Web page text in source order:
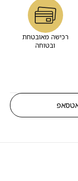
רכישה מאובטחת
ובטוחה